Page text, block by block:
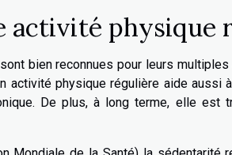
activité physique
bien reconnues pour leurs
activité physique régulière aide
De plus, à long terme, elle est